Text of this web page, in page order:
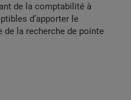
de la comptabilité à
d’apporter le
de la recherche de pointe